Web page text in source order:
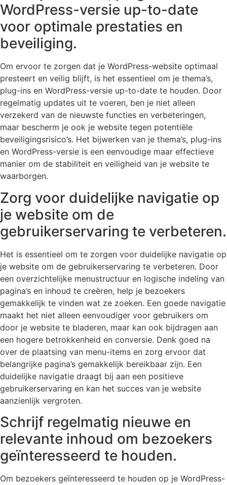
WordPress-versie up-to-date
voor optimale prestaties en
beveiliging.
Om ervoor te zorgen dat je WordPress-website optimaal
presteert en veilig blijft, is het essentieel om je thema’s,
plug-ins en WordPress-versie up-to-date te houden. Door
regelmatig updates uit te voeren, ben je niet alleen
verzekerd van de nieuwste functies en verbeteringen,
maar bescherm je ook je website tegen potentiële
beveiligingsrisico’s. Het bijwerken van je thema’s, plug-ins
en WordPress-versie is een eenvoudige maar effectieve
manier om de stabiliteit en veiligheid van je website te
waarborgen.
Zorg voor duidelijke navigatie op
je website om de
gebruikerservaring te verbeteren.
Het is essentieel om te zorgen voor duidelijke navigatie op
je website om de gebruikerservaring te verbeteren. Door
een overzichtelijke menustructuur en logische indeling van
pagina’s en inhoud te creëren, help je bezoekers
gemakkelijk te vinden wat ze zoeken. Een goede navigatie
maakt het niet alleen eenvoudiger voor gebruikers om
door je website te bladeren, maar kan ook bijdragen aan
een hogere betrokkenheid en conversie. Denk goed na
over de plaatsing van menu-items en zorg ervoor dat
belangrijke pagina’s gemakkelijk bereikbaar zijn. Een
duidelijke navigatie draagt bij aan een positieve
gebruikerservaring en kan het succes van je website
aanzienlijk vergroten.
Schrijf regelmatig nieuwe en
relevante inhoud om bezoekers
geïnteresseerd te houden.
Om bezoekers geïnteresseerd te houden op je WordPress-